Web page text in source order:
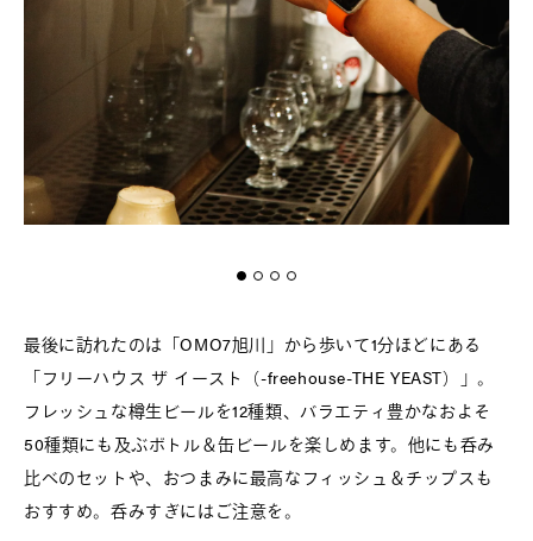
最後に訪れたのは「OMO7旭川」から歩いて1分ほどにある
「フリーハウス ザ イースト（-freehouse-THE YEAST）」。
フレッシュな樽生ビールを12種類、バラエティ豊かなおよそ
50種類にも及ぶボトル＆缶ビールを楽しめます。他にも呑み
比べのセットや、おつまみに最高なフィッシュ＆チップスも
おすすめ。呑みすぎにはご注意を。